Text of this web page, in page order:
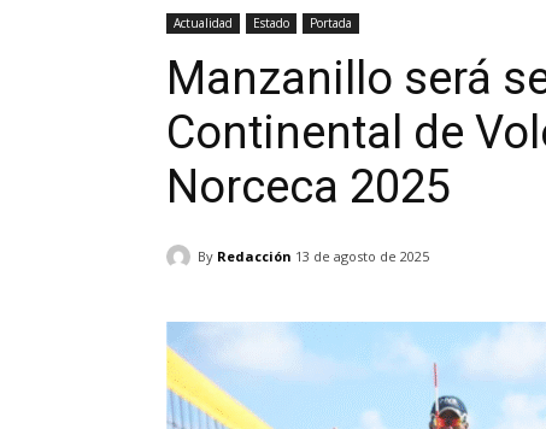
Actualidad Estado Portada
Manzanillo será
Continental de
Norceca 2025
By Redacción 13 de agosto de 2025